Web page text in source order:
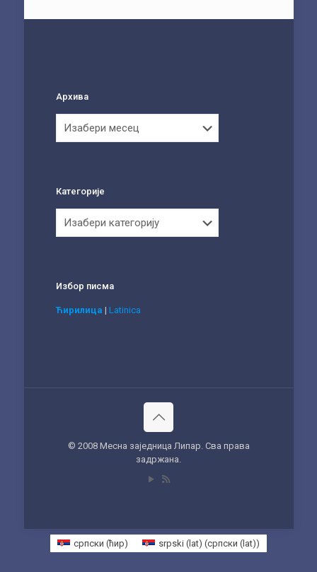
Архива
Категорије
Избор писма
Ћирилица | Latinica
© 2008 Месна заједница Липар. Сва права
задржана.
српски (ћир) srpski (lat) (српски (lat))